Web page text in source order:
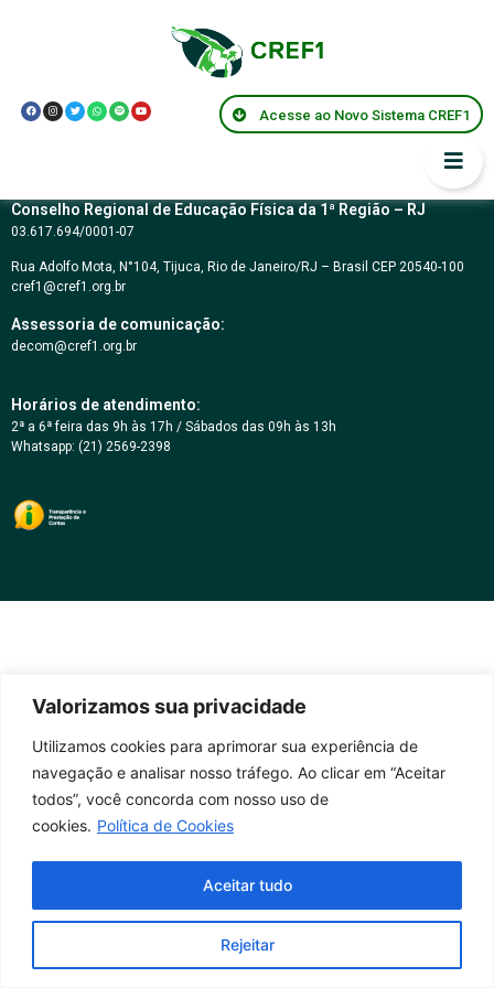
Valorizamos sua privacidade
Utilizamos cookies para aprimorar sua experiência de
navegação e analisar nosso tráfego. Ao clicar em “Aceitar
todos”, você concorda com nosso uso de
cookies. Política de Cookies
Rejeitar
Aceitar tudo
Acesse ao Novo Sistema CREF1
Diego Gonçalves
Marques
Conselho Regional de Educação Física da 1ª Região – RJ
03.617.694/0001-07
Rua Adolfo Mota, N°104, Tijuca, Rio de Janeiro/RJ – Brasil CEP 20540-100
cref1@cref1.org.br
Assessoria de comunicação:
decom@cref1.org.br
Horários de atendimento:
2ª a 6ª feira das 9h às 17h / Sábados das 09h às 13h
Whatsapp: (21) 2569-2398